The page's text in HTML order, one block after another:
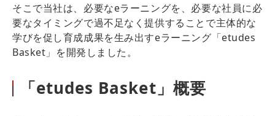
そこで当社は、必要なeラーニングを、必要な社員に必
要なタイミングで過不足なく提供することで主体的な
学びを促し育成成果を生み出すeラーニング「etudes
Basket」を開発しました。
「etudes Basket」概要